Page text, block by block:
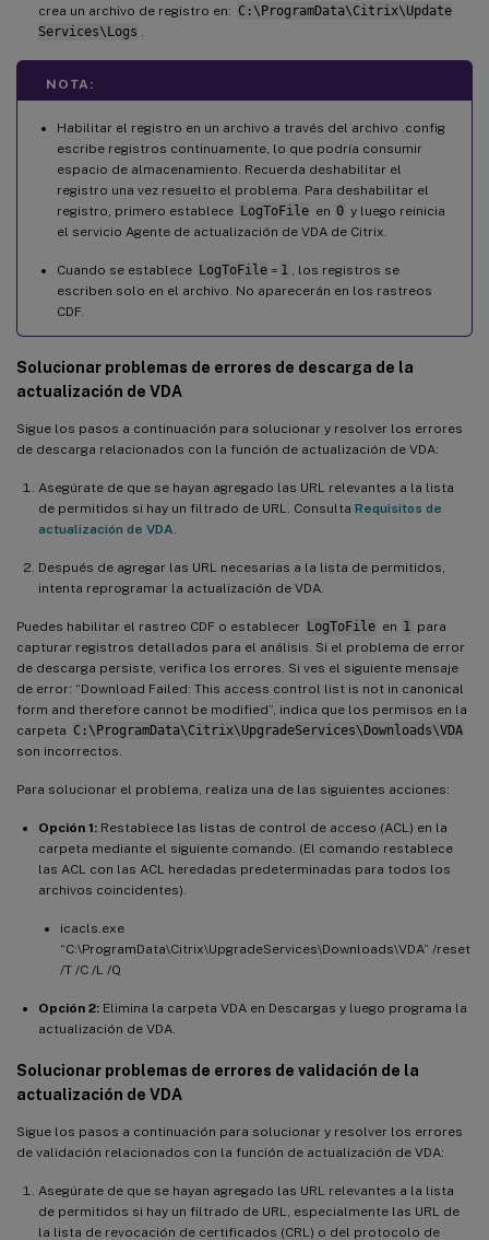
crea un archivo de registro en: C:\ProgramData\Citrix\Update
Services\Logs
NOTA:
Habilitar el registro en un archivo a través del archivo .config
escribe registros continuamente, lo que podría consumir
espacio de almacenamiento. Recuerda deshabilitar el
registro una vez resuelto el problema. Para deshabilitar el
registro, primero establece LogToFile en 0 y luego reinicia
el servicio Agente de actualización de VDA de Citrix.
Cuando se establece LogToFile = 1
, los registros se
escriben solo en el archivo. No aparecerán en los rastreos
CDF.
Solucionar problemas de errores de descarga de la
actualización de VDA
Sigue los pasos a continuación para solucionar y resolver los errores
de descarga relacionados con la función de actualización de VDA:
Asegúrate de que se hayan agregado las URL relevantes a la lista
de permitidos si hay un filtrado de URL. Consulta Requisitos de
actualización de VDA
Después de agregar las URL necesarias a la lista de permitidos,
intenta reprogramar la actualización de VDA.
Puedes habilitar el rastreo CDF o establecer LogToFile en 1
para
capturar registros detallados para el análisis. Si el problema de error
de descarga persiste, verifica los errores. Si ves el siguiente mensaje
de error: “Download Failed: This access control list is not in canonical
form and therefore cannot be modified”, indica que los permisos en la
carpeta C:\ProgramData\Citrix\UpgradeServices\Downloads\VDA
son incorrectos.
Para solucionar el problema, realiza una de las siguientes acciones:
Opción 1: Restablece las listas de control de acceso (ACL) en la
carpeta mediante el siguiente comando. (El comando restablece
las ACL con las ACL heredadas predeterminadas para todos los
archivos coincidentes).
icacls.exe
“C:\ProgramData\Citrix\UpgradeServices\Downloads\VDA” /reset
/T /C /L /Q
Opción 2: Elimina la carpeta VDA en Descargas y luego programa la
actualización de VDA.
Solucionar problemas de errores de validación de la
actualización de VDA
Sigue los pasos a continuación para solucionar y resolver los errores
de validación relacionados con la función de actualización de VDA:
Asegúrate de que se hayan agregado las URL relevantes a la lista
de permitidos si hay un filtrado de URL, especialmente las URL de
la lista de revocación de certificados (CRL) o del protocolo de